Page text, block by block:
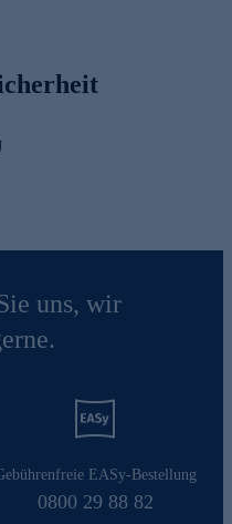
uns, wir
EASy-Bestellung
0800 29 88 82